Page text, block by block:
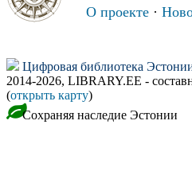
О проекте ·
Цифровая библиотека
2014-2026, LIBRARY.EE -
(открыть карту)
Сохраняя наследие Эстонии